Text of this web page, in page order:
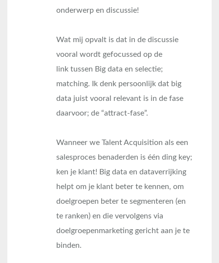
onderwerp en discussie!
Wat mij opvalt is dat in de discussie
vooral wordt gefocussed op de
link tussen Big data en selectie;
matching. Ik denk persoonlijk dat big
data juist vooral relevant is in de fase
daarvoor; de “attract-fase”.
Wanneer we Talent Acquisition als een
salesproces benaderden is één ding key;
ken je klant! Big data en dataverrijking
helpt om je klant beter te kennen, om
doelgroepen beter te segmenteren (en
te ranken) en die vervolgens via
doelgroepenmarketing gericht aan je te
binden.